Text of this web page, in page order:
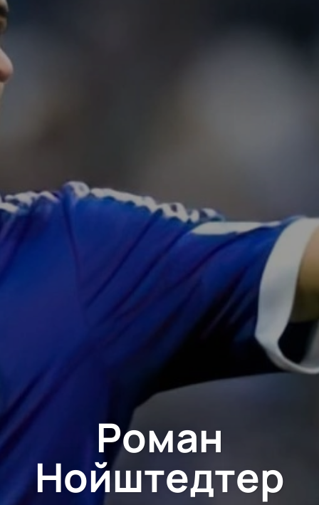
Роман
Нойштедтер